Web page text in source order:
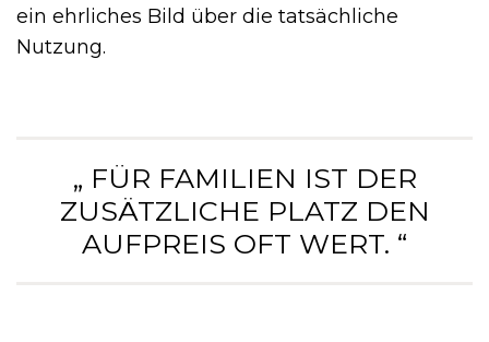
ein ehrliches Bild über die tatsächliche
Nutzung.
„ FÜR FAMILIEN IST DER
ZUSÄTZLICHE PLATZ DEN
AUFPREIS OFT WERT. “